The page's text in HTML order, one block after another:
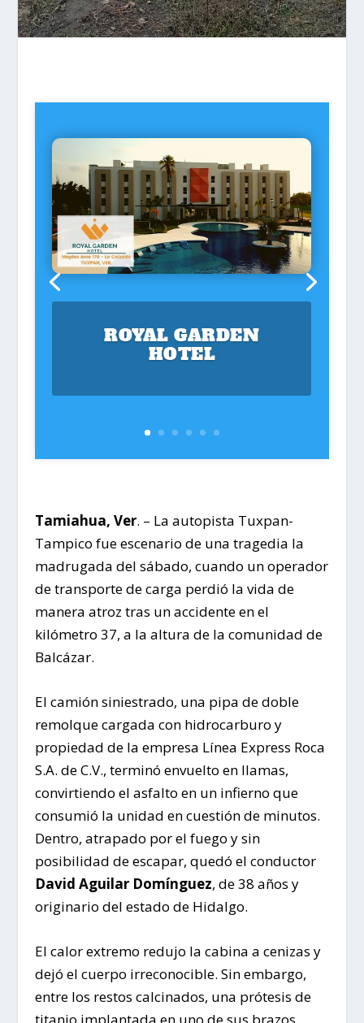
ROYAL GARDEN
HOTEL
Tamiahua, Ver. – La autopista Tuxpan-
Tampico fue escenario de una tragedia la
madrugada del sábado, cuando un operador
de transporte de carga perdió la vida de
manera atroz tras un accidente en el
kilómetro 37, a la altura de la comunidad de
Balcázar.
El camión siniestrado, una pipa de doble
remolque cargada con hidrocarburo y
propiedad de la empresa Línea Express Roca
S.A. de C.V., terminó envuelto en llamas,
convirtiendo el asfalto en un infierno que
consumió la unidad en cuestión de minutos.
Dentro, atrapado por el fuego y sin
posibilidad de escapar, quedó el conductor
David Aguilar Domínguez, de 38 años y
originario del estado de Hidalgo.
El calor extremo redujo la cabina a cenizas y
dejó el cuerpo irreconocible. Sin embargo,
entre los restos calcinados, una prótesis de